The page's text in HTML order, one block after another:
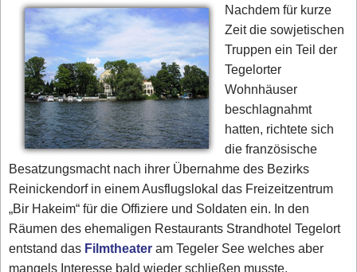
Nachdem für kurze
Zeit die sowjetischen
Truppen ein Teil der
Tegelorter
Wohnhäuser
beschlagnahmt
hatten, richtete sich
die französische
Besatzungsmacht nach ihrer Übernahme des Bezirks
Reinickendorf in einem Ausflugslokal das Freizeitzentrum
„Bir Hakeim“ für die Offiziere und Soldaten ein. In den
Räumen des ehemaligen Restaurants Strandhotel Tegelort
entstand das Filmtheateram Tegeler See welches aber